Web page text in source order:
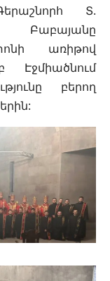
Տ.
առիթով
Էջմիածնում
բերող